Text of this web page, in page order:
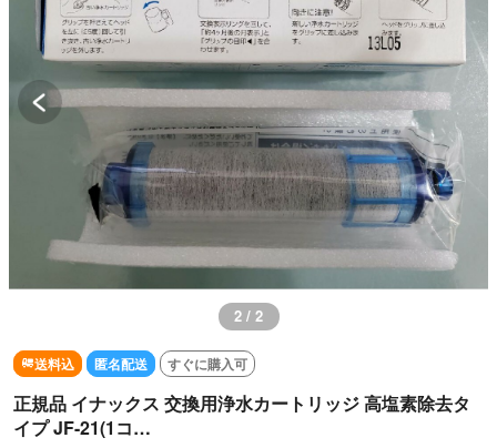
2 / 2
送料込 匿名配送 すぐに購入可
正規品 イナックス 交換用浄水カートリッジ 高塩素除去タ
イプ JF-21(1コ…